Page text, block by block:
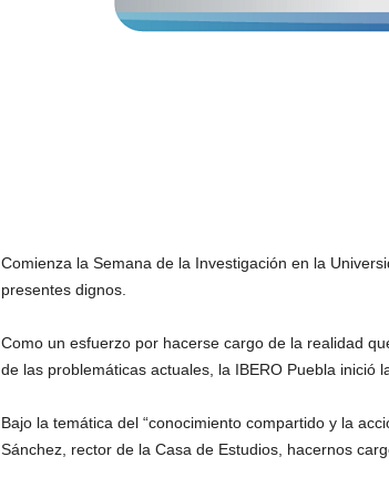
Comienza la Semana de la Investigación en la
presentes dignos.
Como un esfuerzo por hacerse cargo de la realidad
de las problemáticas actuales, la IBERO Puebla inició
Bajo la temática del “conocimiento compartido y la
Sánchez, rector de la Casa de Estudios, hacernos